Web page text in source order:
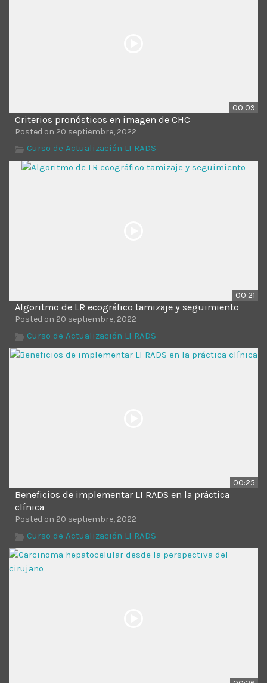
00:09
Criterios pronósticos en imagen de CHC
Posted on 20 septiembre, 2022
Curso de Actualización LI RADS
00:21
Algoritmo de LR ecográfico tamizaje y seguimiento
Posted on 20 septiembre, 2022
Curso de Actualización LI RADS
00:25
Beneficios de implementar LI RADS en la práctica
clínica
Posted on 20 septiembre, 2022
Curso de Actualización LI RADS